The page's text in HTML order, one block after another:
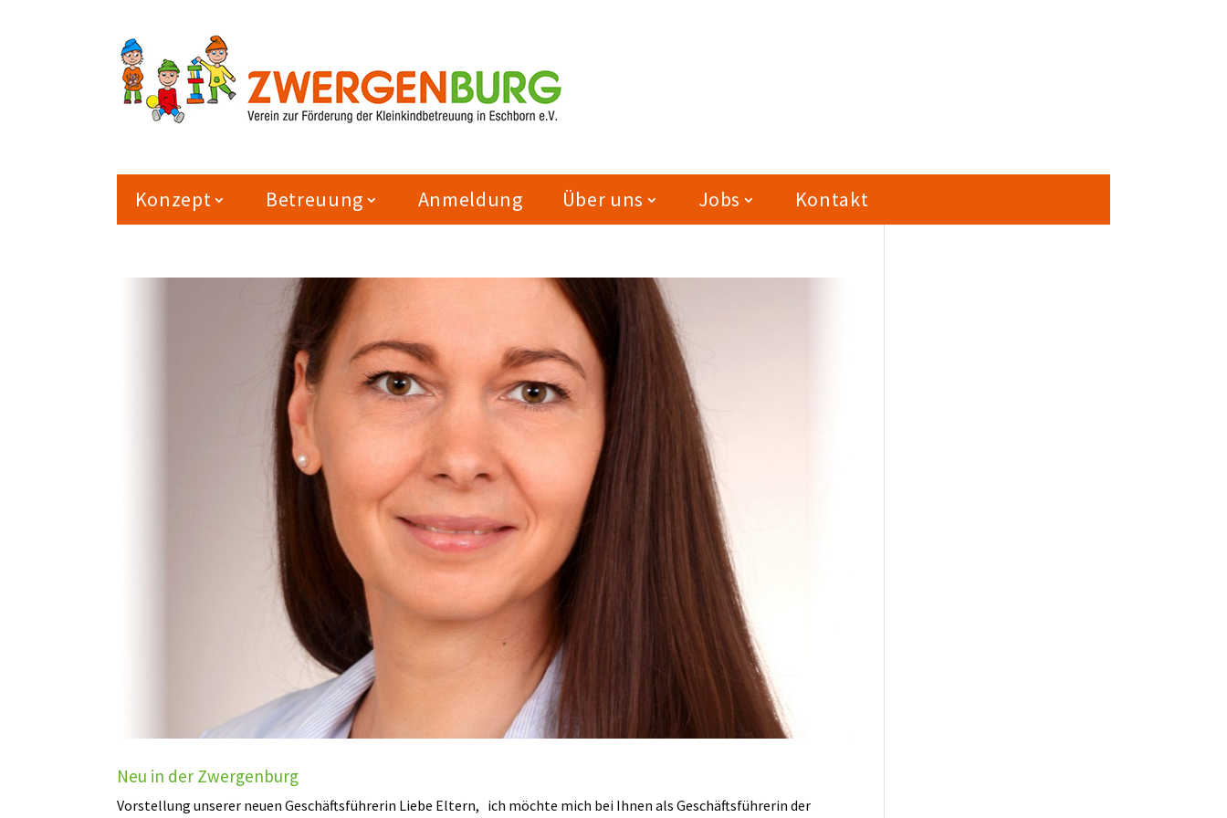
Konzept Betreuung Anmeldung Über uns Jobs Kontakt
Neu in der Zwergenburg
Vorstellung unserer neuen Geschäftsführerin Liebe Eltern, ich möchte mich bei Ihnen als Geschäftsführerin der